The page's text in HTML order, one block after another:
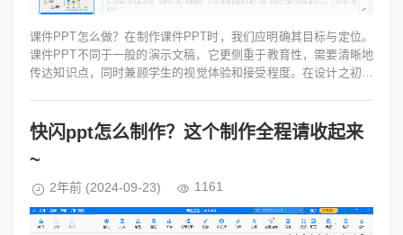
课件PPT怎么做？在制作课件PPT时，我们应明确其目标与定位。
课件PPT不同于一般的演示文稿，它更侧重于教育性，需要清晰地
传达知识点，同时兼顾学生的视觉体验和接受程度。在设计之初，
快闪ppt怎么制作？这个制作全程请收起来
~
2年前 (2024-09-23) 1161